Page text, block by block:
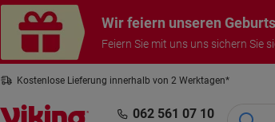
Wir feiern unseren
Feiern Sie mit uns uns sichern Sie
Kostenlose Lieferung innerhalb von 2 Werktagen*
062 561 07 10